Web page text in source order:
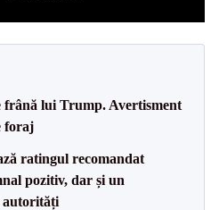
frână lui Trump. Avertisment
foraj
ratingul recomandat
pozitiv, dar și un
autorități